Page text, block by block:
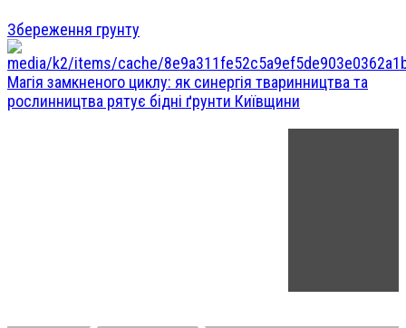
Збереження грунту
Магія замкненого циклу: як синергія тваринництва та
рослинництва рятує бідні ґрунти Київщини